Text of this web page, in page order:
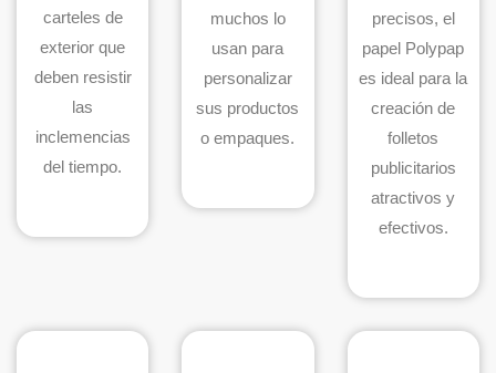
carteles de
exterior que
deben resistir
las
inclemencias
del tiempo.
muchos lo
usan para
personalizar
sus productos
o empaques.
precisos, el
papel Polypap
es ideal para la
creación de
folletos
publicitarios
atractivos y
efectivos.